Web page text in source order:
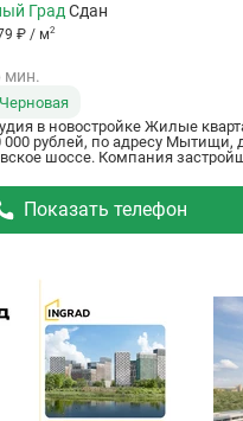
Град Сдан
₽ / м2
мин.
Черновая
в новостройке Жилые
000 рублей, по адресу Мытищи,
шоссе. Компания
2026 года с черновой
станции метро Медведково.
12 из 23. ID квартиры на
звонить.
Показать телефон